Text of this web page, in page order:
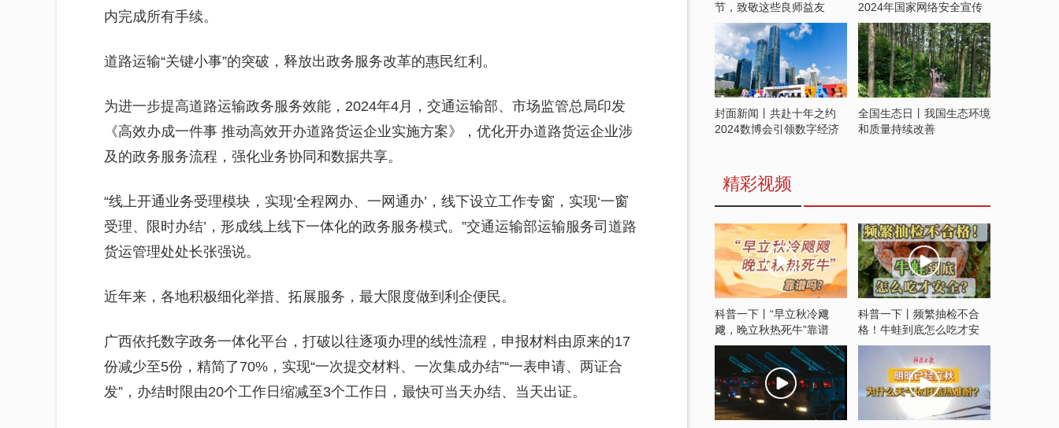
内完成所有手续。
道路运输“关键小事”的突破，释放出政务服务改革的惠民红利。
为进一步提高道路运输政务服务效能，2024年4月，交通运输部、市场监管总局印发
《高效办成一件事 推动高效开办道路货运企业实施方案》，优化开办道路货运企业涉
及的政务服务流程，强化业务协同和数据共享。
“线上开通业务受理模块，实现‘全程网办、一网通办’，线下设立工作专窗，实现‘一窗
受理、限时办结’，形成线上线下一体化的政务服务模式。”交通运输部运输服务司道路
货运管理处处长张强说。
近年来，各地积极细化举措、拓展服务，最大限度做到利企便民。
广西依托数字政务一体化平台，打破以往逐项办理的线性流程，申报材料由原来的17
份减少至5份，精简了70%，实现“一次提交材料、一次集成办结”“一表申请、两证合
发”，办结时限由20个工作日缩减至3个工作日，最快可当天办结、当天出证。
节，致敬这些良师益友
2024年国家网络安全宣传
周开启
封面新闻丨共赴十年之约
2024数博会引领数字经济
全国生态日丨我国生态环境
和质量持续改善
精彩视频
科普一下丨“早立秋冷飕
飕，晚立秋热死牛”靠谱
吗？
科普一下丨频繁抽检不合
格！牛蛙到底怎么吃才安
全？